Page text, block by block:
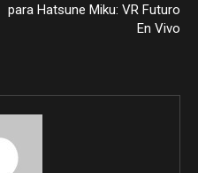
para Hatsune Miku: VR Futuro
En Vivo